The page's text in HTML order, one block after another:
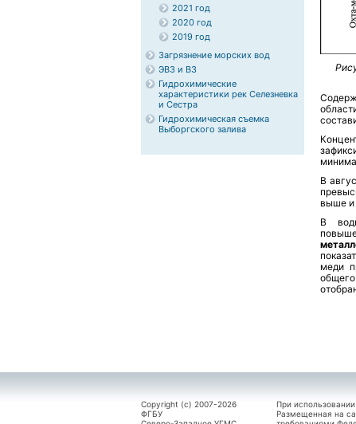
2021 год
2020 год
2019 год
Загрязнение морских вод
ЭВЗ и ВЗ
Гидрохимические
характеристики рек Селезневка
и Сестра
Гидрохимическая съемка
Выборгского залива
В
выше и
В
меди
Copyright (c) 2007-2026
ФГБУ
При
Размещенная на